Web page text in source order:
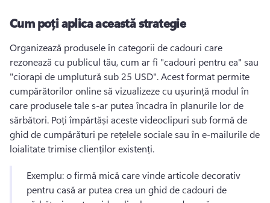
Cum poți aplica această strategie
Organizează produsele în categorii de cadouri care
rezonează cu publicul tău, cum ar fi "cadouri pentru ea" sau
"ciorapi de umplutură sub 25 USD". Acest format permite
cumpărătorilor online să vizualizeze cu ușurință modul în
care produsele tale s-ar putea încadra în planurile lor de
sărbători. Poți împărtăși aceste videoclipuri sub formă de
ghid de cumpărături pe rețelele sociale sau în e-mailurile de
loialitate trimise clienților existenți.
Exemplu: o firmă mică care vinde articole decorativ
pentru casă ar putea crea un ghid de cadouri de